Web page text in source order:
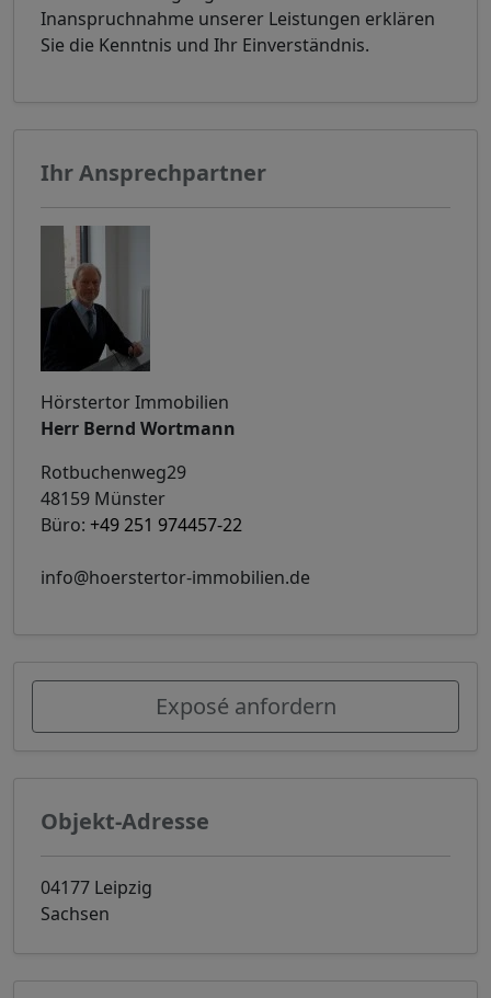
Inanspruchnahme unserer Leistungen erklären
Sie die Kenntnis und Ihr Einverständnis.
Ihr Ansprechpartner
Hörstertor Immobilien
Herr Bernd Wortmann
Rotbuchenweg29
48159 Münster
Büro: +49 251 974457-22
info@hoerstertor-immobilien.de
Exposé anfordern
Objekt-Adresse
04177 Leipzig
Sachsen